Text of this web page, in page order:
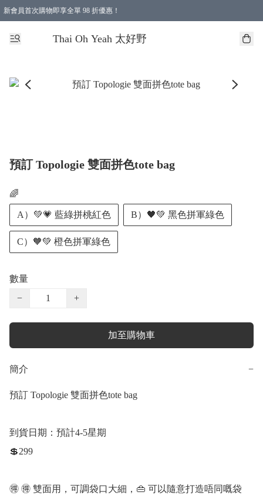
新會員首次購物即享全單 98 折優惠！
Thai Oh Yeah 太好野
預訂 Topologie 雙面拼色tote bag
🌈
A）💚💗 藍綠拼桃紅色 B）🖤💚 黑色拼軍綠色
C）🧡💚 橙色拼軍綠色
數量
−
+
加至購物車
簡介 −
預訂 Topologie 雙面拼色tote bag
到貨日期：預計4-5星期
💲299
🉐 ️🉐 ️雙面用，可調袋口大細，👜 可以隨意打造唔同嘅袋